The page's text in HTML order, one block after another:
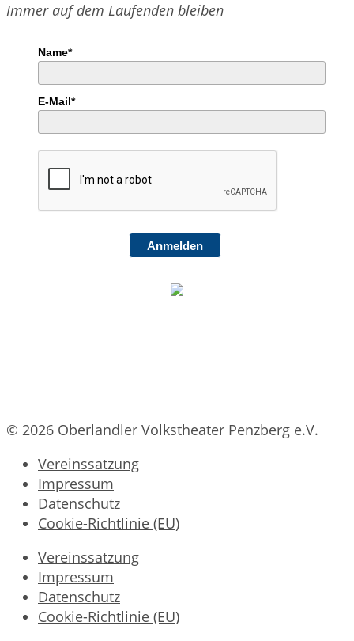
der
Penzberg
Immer auf dem Laufenden bleiben
Name*
E-Mail*
Anmelden
© 2026 Oberlandler Volkstheater Penzberg e.V.
Vereinssatzung
Impressum
Datenschutz
Cookie-Richtlinie (EU)
Vereinssatzung
Impressum
Datenschutz
Cookie-Richtlinie (EU)